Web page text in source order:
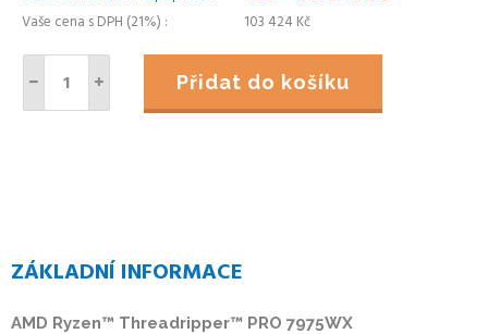
Vaše cena s DPH (21%) 103 424 Kč
Přidat do košíku
ZÁKLADNÍ INFORMACE
AMD Ryzen™ Threadripper™ PRO 7975WX